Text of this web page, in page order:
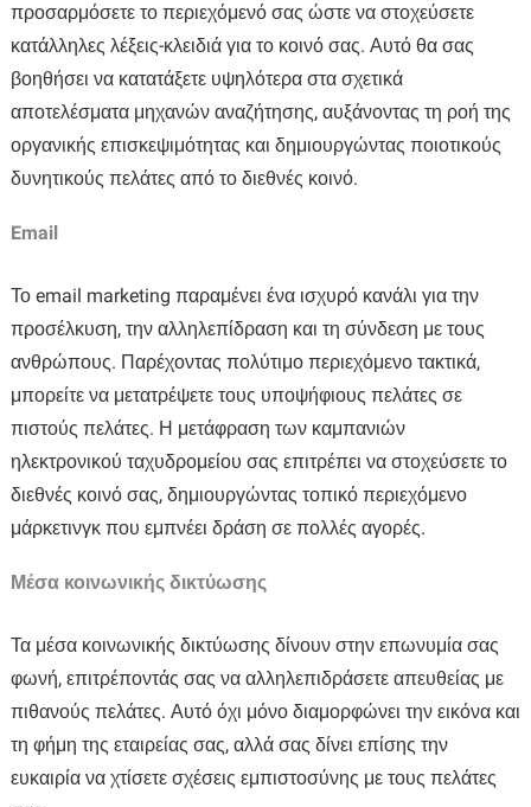
προσαρμόσετε το περιεχόμενό σας ώστε να στοχεύσετε
κατάλληλες λέξεις-κλειδιά για το κοινό σας. Αυτό θα σας
βοηθήσει να κατατάξετε υψηλότερα στα σχετικά
αποτελέσματα μηχανών αναζήτησης, αυξάνοντας τη ροή της
οργανικής επισκεψιμότητας και δημιουργώντας ποιοτικούς
δυνητικούς πελάτες από το διεθνές κοινό.
Email
Το email marketing παραμένει ένα ισχυρό κανάλι για την
προσέλκυση, την αλληλεπίδραση και τη σύνδεση με τους
ανθρώπους. Παρέχοντας πολύτιμο περιεχόμενο τακτικά,
μπορείτε να μετατρέψετε τους υποψήφιους πελάτες σε
πιστούς πελάτες. Η μετάφραση των καμπανιών
ηλεκτρονικού ταχυδρομείου σας επιτρέπει να στοχεύσετε το
διεθνές κοινό σας, δημιουργώντας τοπικό περιεχόμενο
μάρκετινγκ που εμπνέει δράση σε πολλές αγορές.
Μέσα κοινωνικής δικτύωσης
Τα μέσα κοινωνικής δικτύωσης δίνουν στην επωνυμία σας
φωνή, επιτρέποντάς σας να αλληλεπιδράσετε απευθείας με
πιθανούς πελάτες. Αυτό όχι μόνο διαμορφώνει την εικόνα και
τη φήμη της εταιρείας σας, αλλά σας δίνει επίσης την
ευκαιρία να χτίσετε σχέσεις εμπιστοσύνης με τους πελάτες